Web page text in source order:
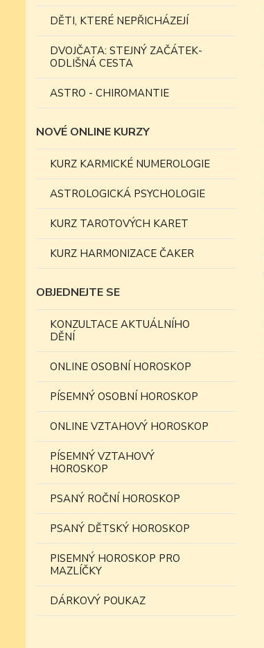
DĚTI, KTERÉ NEPŘICHÁZEJÍ
DVOJČATA: STEJNÝ ZAČÁTEK-
ODLIŠNÁ CESTA
ASTRO - CHIROMANTIE
NOVÉ ONLINE KURZY
KURZ KARMICKÉ NUMEROLOGIE
ASTROLOGICKÁ PSYCHOLOGIE
KURZ TAROTOVÝCH KARET
KURZ HARMONIZACE ČAKER
OBJEDNEJTE SE
KONZULTACE AKTUÁLNÍHO
DĚNÍ
ONLINE OSOBNÍ HOROSKOP
PÍSEMNÝ OSOBNÍ HOROSKOP
ONLINE VZTAHOVÝ HOROSKOP
PÍSEMNÝ VZTAHOVÝ
HOROSKOP
PSANÝ ROČNÍ HOROSKOP
PSANÝ DĚTSKÝ HOROSKOP
PISEMNÝ HOROSKOP PRO
MAZLÍČKY
DÁRKOVÝ POUKAZ